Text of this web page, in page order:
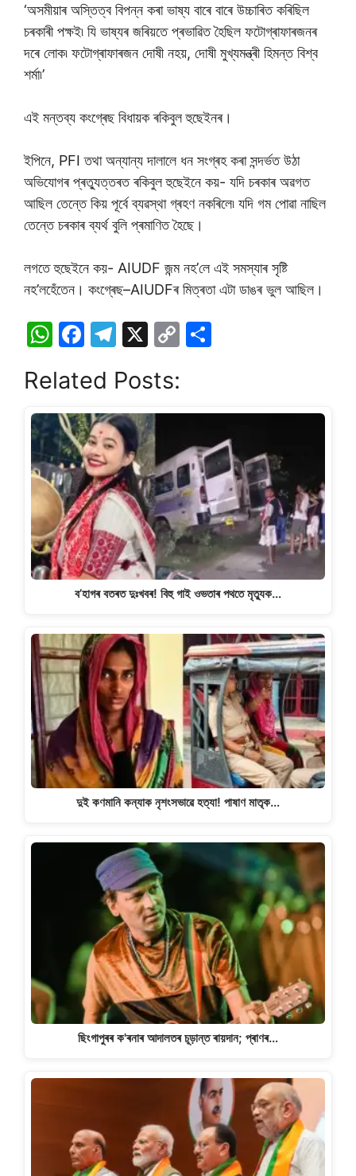
‘অসমীয়াৰ অস্তিত্ব বিপন্ন কৰা ভাষ্য বাৰে বাৰে উচ্চাৰিত কৰিছিল
চৰকাৰী পক্ষই৷ যি ভাষ্যৰ জৰিয়তে প্ৰভাৱিত হৈছিল ফটোগ্ৰাফাৰজনৰ
দৰে লোক৷ ফটোগ্ৰাফাৰজন দোষী নহয়, দোষী মুখ্যমন্ত্ৰী হিমন্ত বিশ্ব
শৰ্মা৷’
এই মন্তব্য কংগ্ৰেছ বিধায়ক ৰকিবুল হুছেইনৰ।
ইপিনে, PFI তথা অন্যান্য দালালে ধন সংগ্ৰহ কৰা সন্দৰ্ভত উঠা
অভিযোগৰ প্ৰত্যুত্তৰত ৰকিবুল হুছেইনে কয়- যদি চৰকাৰ অৱগত
আছিল তেন্তে কিয় পূৰ্বে ব্যৱস্থা গ্ৰহণ নকৰিলে৷ যদি গম পোৱা নাছিল
তেন্তে চৰকাৰ ব্যৰ্থ বুলি প্ৰমাণিত হৈছে।
লগতে হুছেইনে কয়- AIUDF জন্ম নহ’লে এই সমস্যাৰ সৃষ্টি
নহ’লহেঁতেন। কংগ্ৰেছ–AIUDFৰ মিত্ৰতা এটা ডাঙৰ ভুল আছিল।
W
at
s
A
p
p
F
c
e
b
o
o
k
T
e
gr
a
m
X
C
y
n
k
e
Related Posts:
ব’হাগৰ বতৰত দুঃখবৰ! বিহু গাই ওভতাৰ পথতে মৃত্যুক…
দুই কণমানি কন্যাক নৃশংসভাৱে হত্যা! পাষাণ মাতৃক…
ছিংগাপুৰৰ ক'ৰনাৰ আদালতৰ চূড়ান্ত ৰায়দান; প্ৰাণৰ…